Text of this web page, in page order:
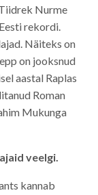
Nurme
rekordi.
Näiteks on
on jooksnud
aastal Raplas
Roman
Mukunga
veelgi.
kannab